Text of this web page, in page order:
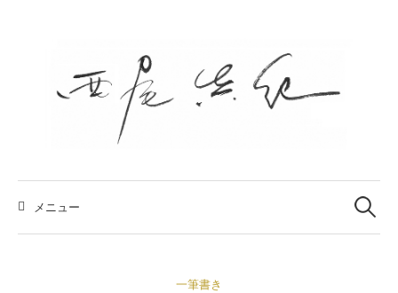
キ
ッ
プ
メニュー
検
索:
一筆書き